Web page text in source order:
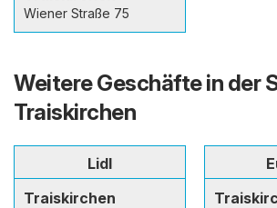
Wiener Straße 75
Weitere Geschäfte in der
Traiskirchen
Lidl
Traiskirchen